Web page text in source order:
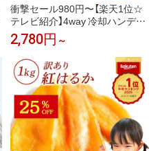
衝撃セール980円〜【楽天1位☆
テレビ紹介】4way 冷却ハンディ
ファンPRO 2026 ハンディファ
ン 冷却プレート 扇風機 シシベ
ラ ハンディファン 静音 軽量 強
風 小型 冷却モード 充電式 冷却
携帯扇風機 卓上扇風機 小型扇風
機 cicibella 手持ち扇風機「MON
OQLO受賞」＜公式＞
2,780円 ～